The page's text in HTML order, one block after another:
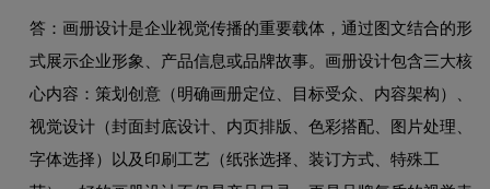
答：画册设计是企业视觉传播的重要载体，通过图文结合的形
式展示企业形象、产品信息或品牌故事。画册设计包含三大核
心内容：策划创意（明确画册定位、目标受众、内容架构）、
视觉设计（封面封底设计、内页排版、色彩搭配、图片处理、
字体选择）以及印刷工艺（纸张选择、装订方式、特殊工